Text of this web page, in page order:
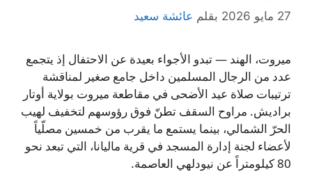
27 مايو 2026 بقلم عائشة سعيد
ميروت، الهند — تبدو الأجواء بعيدة عن الاحتفال إذ يتجمع
عدد من الرجال المسلمين داخل جامع صغير لمناقشة
ترتيبات صلاة عيد الأضحى في مقاطعة ميروت بولاية أوتار
براديش. مراوح السقف تطنّ فوق رؤوسهم لتخفيف لهيب
الحرّ الشمالي، بينما يستمع ما يقرب من خمسين مصلّياً
لأعضاء لجنة إدارة المسجد في قرية ماليانا، التي تبعد نحو
80 كيلومتراً عن نيودلهي العاصمة.